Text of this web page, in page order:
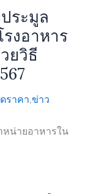
ระมูล
งอาหาร
ยวิธี
ราคา,ข่าว
หน่ายอาหารใน